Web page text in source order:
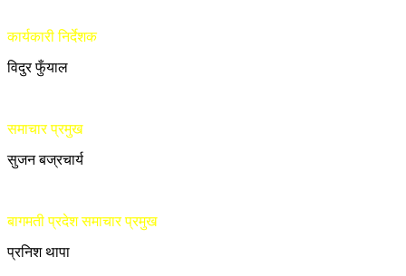
कार्यकारी निर्देशक
विदुर फुँयाल
समाचार प्रमुख
सुजन बज्रचार्य
बागमती प्रदेश समाचार प्रमुख
प्रनिश थापा